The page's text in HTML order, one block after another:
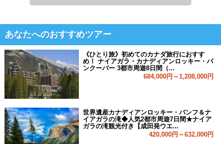
あなたへのおすすめツアー
《ひとり旅》初めてのカナダ旅行におすす
め！ ナイアガラ・カナディアンロッキー・バ
ンクーバー 3都市周遊8日間（...
684,000円～1,208,000円
世界遺産カナディアンロッキー・バンフ＆ナ
イアガラの滝◆人気2都市周遊7日間★ナイア
ガラの滝観光付き【成田発ウエ...
420,000円～632,000円